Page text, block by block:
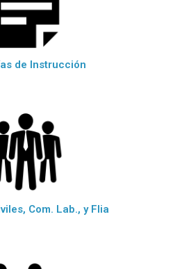
de Instrucción
Com. Lab., y Flia